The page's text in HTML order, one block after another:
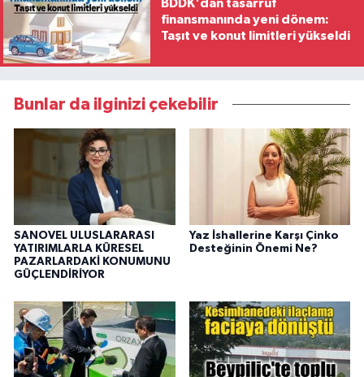
BDDK'dan tasarruf
finansmanında yeni dönem:
Taşıt ve konut limitleri yükseldi
Bunlar da ilginizi çekebilir
SANOVEL ULUSLARARASI
YATIRIMLARLA KÜRESEL
PAZARLARDAKİ KONUMUNU
GÜÇLENDİRİYOR
Yaz İshallerine Karşı Çinko
Desteğinin Önemi Ne?